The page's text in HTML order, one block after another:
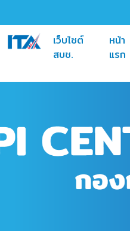
เว็บไซต์
สบช. (current)
หน้า
แรก